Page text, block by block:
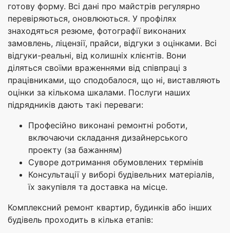
готову форму. Всі дані про майстрів регулярно
перевіряються, оновлюються. У профілях
знаходяться резюме, фотографії виконаних
замовлень, ліцензії, прайси, відгуки з оцінками. Всі
відгуки-реальні, від колишніх клієнтів. Вони
діляться своїми враженнями від співпраці з
працівниками, що сподобалося, що ні, виставляють
оцінки за кількома шкалами. Послуги наших
підрядників дають такі переваги:
Професійно виконані ремонтні роботи,
включаючи складання дизайнерського
проекту (за бажанням)
Суворе дотримання обумовлених термінів
Консультації у виборі будівельних матеріалів,
їх закупівля та доставка на місце.
Комплексний ремонт квартир, будинків або інших
будівель проходить в кілька етапів: